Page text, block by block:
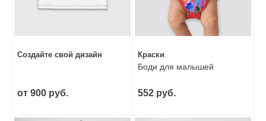
Создайте свой дизайн
от 900 руб.
Краски
Боди для малышей
552 руб.